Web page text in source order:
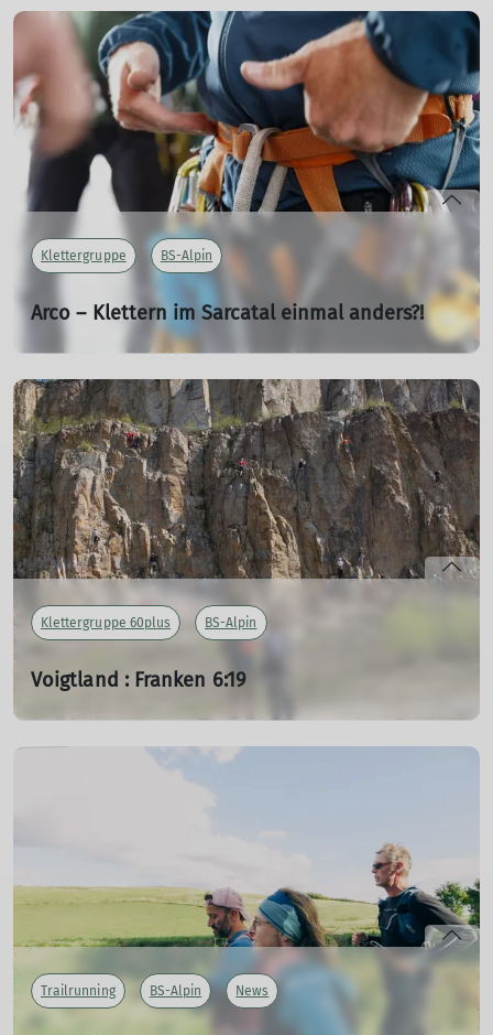
Helmut Eidam berichtet über die gemeinsame
Wanderung der DAV Sektionen Magedeburg und
Braunschweig
mehr erfahren
Klettergruppe BS-Alpin
Arco – Klettern im Sarcatal einmal anders?!
10.12.2023
Matthias Goebel berichtet von einer gemeinsamen
Klettertour
mehr erfahren
Klettergruppe 60plus BS-Alpin
Voigtland : Franken 6:19
Vom Suchen und FINDEN der Klettergruppe 60plus
Seit Jahren Tradition: Die Frühjahrsfahrt nach Franken.
Trailrunning BS-Alpin News